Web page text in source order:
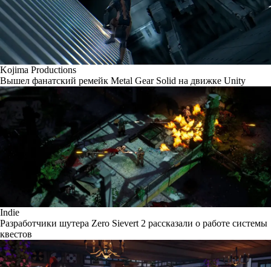
Kojima Productions
Вышел фанатский ремейк Metal Gear Solid на движке Unity
Indie
Разработчики шутера Zero Sievert 2 рассказали о работе системы
квестов